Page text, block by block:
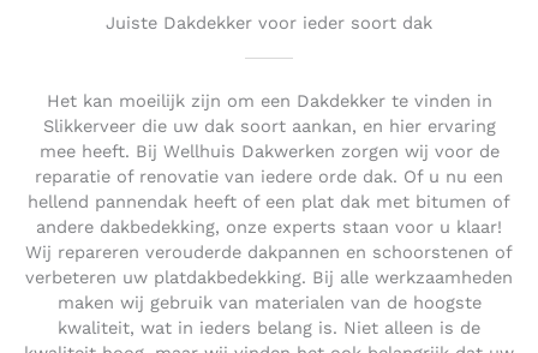
Juiste Dakdekker voor ieder soort dak
Het kan moeilijk zijn om een Dakdekker te vinden in
Slikkerveer die uw dak soort aankan, en hier ervaring
mee heeft. Bij Wellhuis Dakwerken zorgen wij voor de
reparatie of renovatie van iedere orde dak. Of u nu een
hellend pannendak heeft of een plat dak met bitumen of
andere dakbedekking, onze experts staan voor u klaar!
Wij repareren verouderde dakpannen en schoorstenen of
verbeteren uw platdakbedekking. Bij alle werkzaamheden
maken wij gebruik van materialen van de hoogste
kwaliteit, wat in ieders belang is. Niet alleen is de